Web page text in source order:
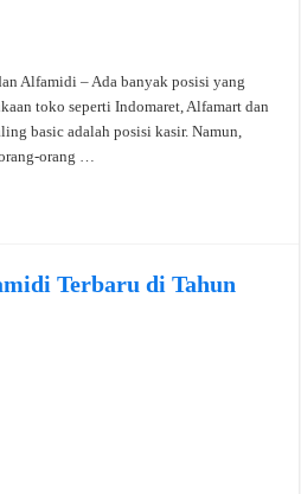
Alfamidi – Ada banyak posisi yang
toko seperti Indomaret, Alfamart dan
basic adalah posisi kasir. Namun,
orang …
Terbaru di Tahun